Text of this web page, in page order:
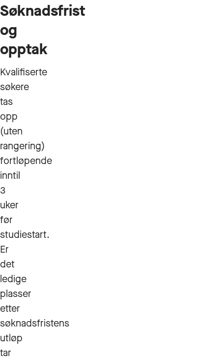
Søknadsfrist
og
opptak
Kvalifiserte
søkere
tas
opp
(uten
rangering)
fortløpende
inntil
3
uker
før
studiestart.
Er
det
ledige
plasser
etter
søknadsfristens
utløp
tar